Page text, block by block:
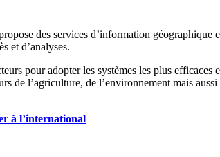
des services d’information
et d’analyses.
pour adopter les systèmes les plus
de l’agriculture, de l’environnement mais
à l’international